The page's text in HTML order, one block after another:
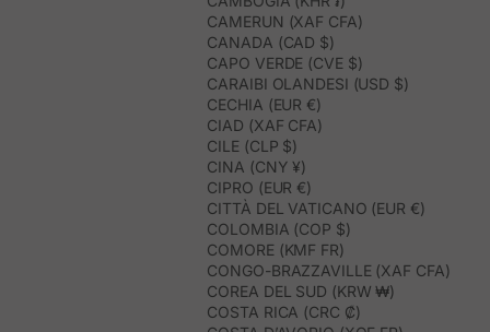
CAMERUN (XAF CFA)
CANADA (CAD $)
CAPO VERDE (CVE $)
CARAIBI OLANDESI (USD $)
CECHIA (EUR €)
CIAD (XAF CFA)
CILE (CLP $)
CINA (CNY ¥)
CIPRO (EUR €)
CITTÀ DEL VATICANO (EUR €)
COLOMBIA (COP $)
COMORE (KMF FR)
CONGO-BRAZZAVILLE (XAF CFA)
COREA DEL SUD (KRW ₩)
COSTA RICA (CRC ₡)